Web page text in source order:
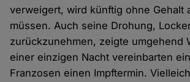
verweigert, wird künftig ohne Gehalt
müssen. Auch seine Drohung,
zurückzunehmen, zeigte umgehend
einer einzigen Nacht vereinbarten
Franzosen einen Impftermin.